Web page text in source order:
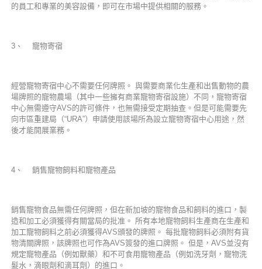
的員工和專業的美容設備，即可在市場中提供相關的服務。
3、 寵物寄宿
經營寵物寄宿中心不需要任何牌照。 與需要商業化生產和出售動物的農
場牌照的寵物農場（其中一些擁有商業寵物寄宿設施）不同，寵物寄宿
中心無需遵守AVS的許可條件，也無需接受定期抽查。但是可能需要先
向市區重建局（“URA”）申請使用該場所為設立寵物寄宿中心用途，然
後才能開展業務。
4、 銷售寵物飼料和寵物產品
銷售寵物食品無需任何牌照，但在新加坡的寵物食品和飼料的進口，製
造和加工必須獲得有關當局的批准。 所有本地寵物飼料生產商在生產和
加工寵物飼料之前必須獲得AVS頒發的牌照。 每批寵物飼料必須附有貨
物清關牌照，該牌照也可作為AVS簽發的進口牌照。 但是，AVS並沒有
規定寵物產品（例如獸藥）和不可食用寵物產品（例如洗牙劑，寵物洗
髮水，滴眼劑和滴耳劑）的進口。